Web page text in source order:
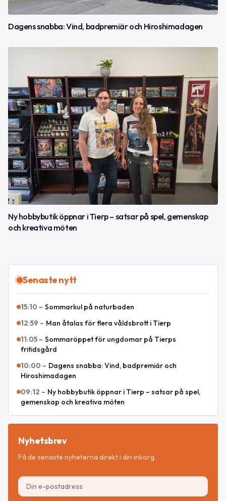
Dagens snabba: Vind, badpremiär och Hiroshimadagen
Ny hobbybutik öppnar i Tierp – satsar på spel, gemenskap
och kreativa möten
Senaste nytt
15:10 – Sommarkul på naturbaden
12:59 – Man åtalas för flera våldsbrott i Tierp
11:05 – Sommaröppet för ungdomar på Tierps
fritidsgård
10:00 – Dagens snabba: Vind, badpremiär och
Hiroshimadagen
09:12 – Ny hobbybutik öppnar i Tierp – satsar på spel,
gemenskap och kreativa möten
Nyhetsbrev
Få de senaste nyheterna direkt i din inkorg.